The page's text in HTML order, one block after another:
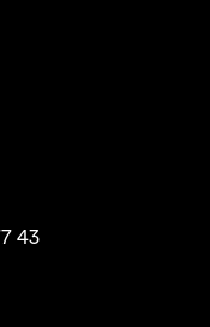
43